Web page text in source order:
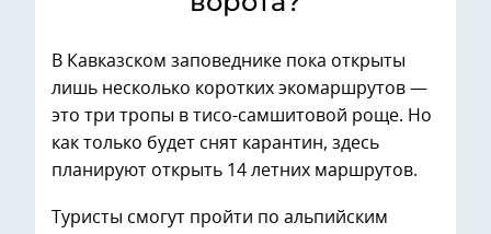
В Кавказском заповеднике пока открыты
лишь несколько коротких экомаршрутов —
это три тропы в тисо-самшитовой роще. Но
как только будет снят карантин, здесь
планируют открыть 14 летних маршрутов.
Туристы смогут пройти по альпийским